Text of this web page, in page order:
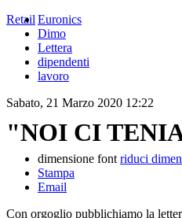
Retail Euronics
Dimo
Lettera
dipendenti
lavoro
Sabato, 21 Marzo 2020 12:22
"NOI CI
dimensione font riduci
Stampa
Email
Con orgoglio pubblichiamo la